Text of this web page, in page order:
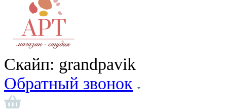
Скайп: grandpavik
Обратный звонок